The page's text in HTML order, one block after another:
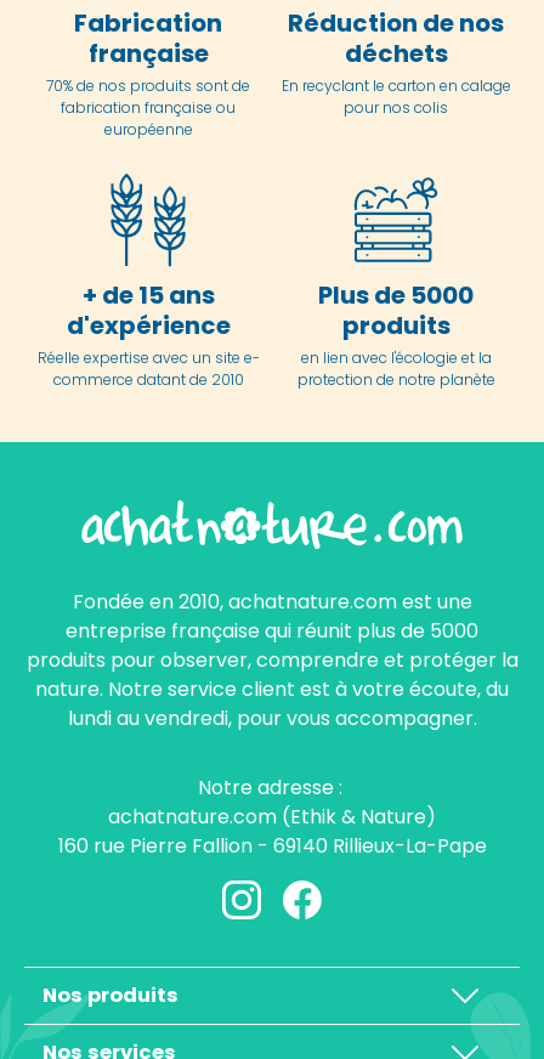
Fabrication
française
70% de nos produits sont de
fabrication française ou
européenne
Réduction de nos
déchets
En recyclant le carton en calage
pour nos colis
+ de 15 ans
d'expérience
Réelle expertise avec un site e-
commerce datant de 2010
Plus de 5000
produits
en lien avec l'écologie et la
protection de notre planète
Fondée en 2010, achatnature.com est une
entreprise française qui réunit plus de 5000
produits pour observer, comprendre et protéger la
nature. Notre service client est à votre écoute, du
lundi au vendredi, pour vous accompagner.
Notre adresse :
achatnature.com (Ethik & Nature)
160 rue Pierre Fallion - 69140 Rillieux-La-Pape
Nos produits
Nos services